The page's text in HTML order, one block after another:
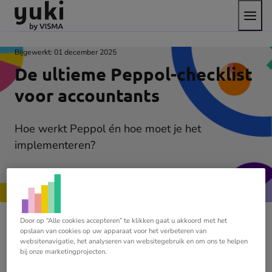
Direct
naar
content
Direct
naar
footer
Ga
naar
homepage
het
menu
De ultieme Peppol-checklist
voor accountants
Bijgewerkt: 01 december 2025
Hoe werkt Peppol én hoe moet je het
implementeren?
new
tab)
2030 lijkt nog ver weg, maar de verplichte overstap
Door op “Alle cookies accepteren” te klikken gaat u akkoord met het
opslaan van cookies op uw apparaat voor het verbeteren van
websitenavigatie, het analyseren van websitegebruik en om ons te helpen
bij onze marketingprojecten.